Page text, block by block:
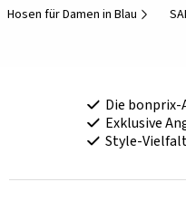
Hosen für Damen in Blau
Die
Exklusive
Style-